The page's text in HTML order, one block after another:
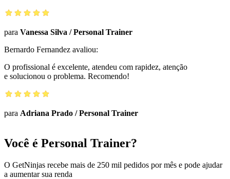
para Vanessa Silva /Personal Trainer
Bernardo Fernandez avaliou:
O profissional é excelente, atendeu com rapidez, atenção
e solucionou o problema. Recomendo!
para Adriana Prado /Personal Trainer
Você é Personal Trainer?
O GetNinjas recebe mais de 250 mil pedidos por mês e pode ajudar
a aumentar sua renda